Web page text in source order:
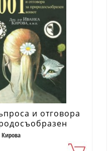
и отговора